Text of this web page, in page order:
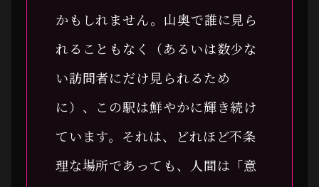
かもしれません。山奥で誰に見ら
れることもなく（あるいは数少な
い訪問者にだけ見られるため
に）、この駅は鮮やかに輝き続け
ています。それは、どれほど不条
理な場所であっても、人間は「意